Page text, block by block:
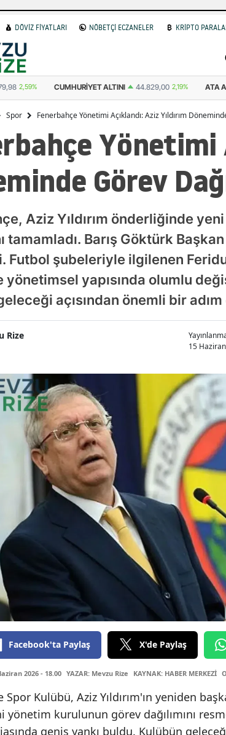
DÖVİZ FİYATLARI NÖBETÇİ ECZANELER KRİPTO
2,59% CUMHURIYET ALTINI 44.829,00 2,19% ATA
Spor Fenerbahçe Yönetimi Açıklandı: Aziz Yıldırım
Yönetimi
Görev
Aziz Yıldırım önderliğinde
tamamladı. Barış Göktürk
Futbol şubeleriyle ilgilenen
yönetimsel yapısında olumlu
açısından önemli bir
Rize
15
Facebook'ta Paylaş X'de Paylaş
2026 - 18.00 YAZAR: Mevzu Rize KAYNAK: HABER MERKEZİ
Spor Kulübü, Aziz Yıldırım'ın yeniden
yönetim kurulunun görev dağılımını
geniş yankı buldu. Kulübün